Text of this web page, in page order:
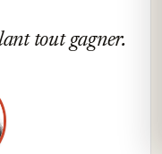
tout gagner.